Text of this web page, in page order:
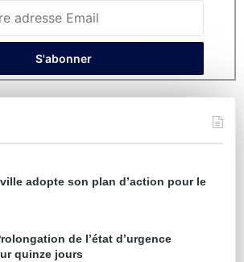
adopte son plan d’action pour le
de l’état d’urgence
quinze jours